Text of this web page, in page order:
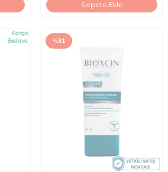
Sepete Ekle
Kargo
Bedava
%31